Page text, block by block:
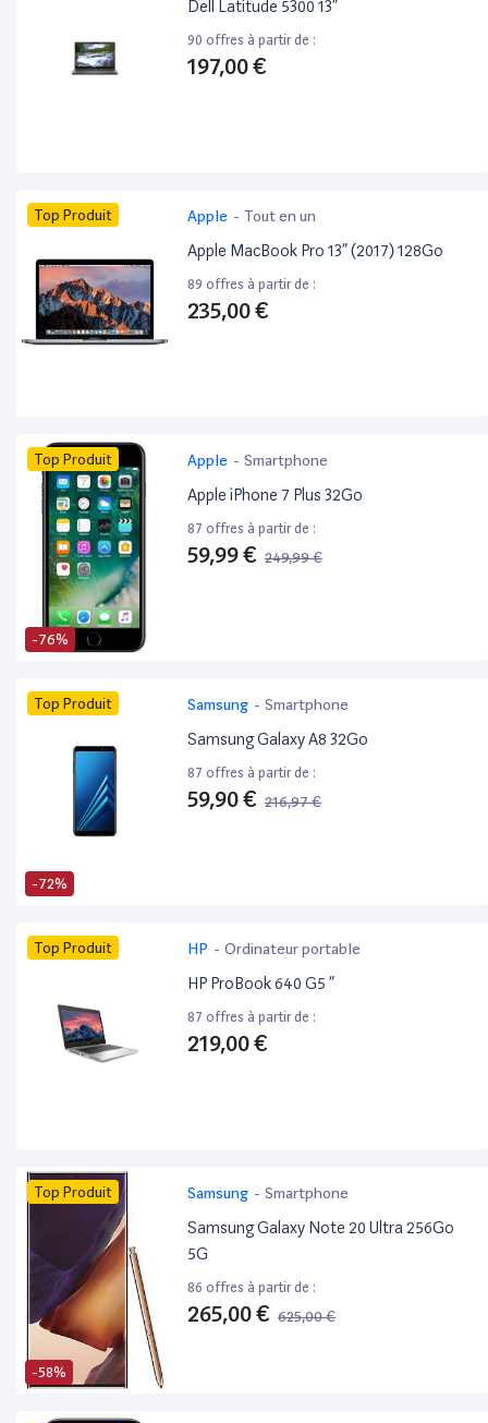
Dell Latitude 5300 13”
90 offres à partir de :
197,00 €
Top Produit Apple - Tout en un
Apple MacBook Pro 13” (2017) 128Go
89 offres à partir de :
235,00 €
-76%
Top Produit Apple - Smartphone
Apple iPhone 7 Plus 32Go
87 offres à partir de :
59,99 € 249,99 €
-72%
Top Produit Samsung - Smartphone
Samsung Galaxy A8 32Go
87 offres à partir de :
59,90 € 216,97 €
Top Produit HP - Ordinateur portable
HP ProBook 640 G5 ”
87 offres à partir de :
219,00 €
-58%
Top Produit Samsung - Smartphone
Samsung Galaxy Note 20 Ultra 256Go
5G
86 offres à partir de :
265,00 € 625,00 €